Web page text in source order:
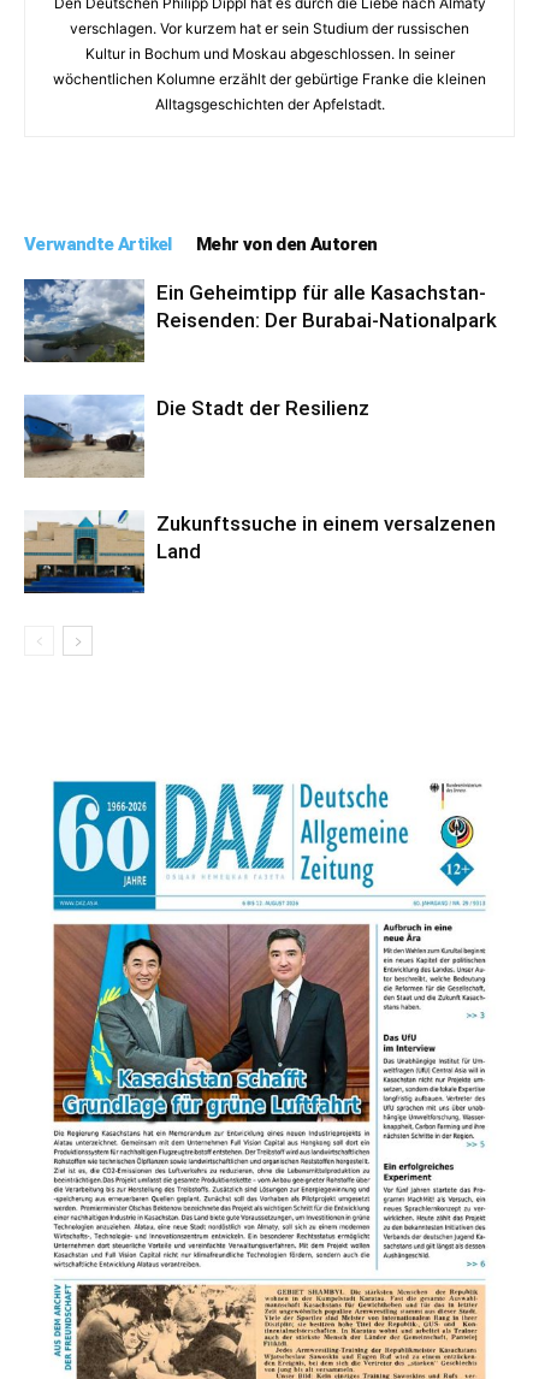
verschlagen. Vor kurzem hat er sein Studium der russischen
Kultur in Bochum und Moskau abgeschlossen. In seiner
wöchentlichen Kolumne erzählt der gebürtige Franke die kleinen
Alltagsgeschichten der Apfelstadt.
Verwandte Artikel Mehr von den Autoren
Ein Geheimtipp für alle Kasachstan-
Reisenden: Der Burabai-Nationalpark
Die Stadt der Resilienz
Zukunftssuche in einem versalzenen
Land